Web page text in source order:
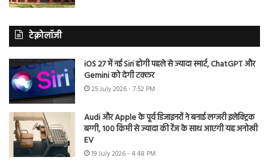
टेक्नोलॉजी
iOS 27 में नई Siri होगी पहले से ज्यादा स्मार्ट, ChatGPT और
Gemini को देगी टक्कर
25 July 2026 - 7:52 PM
Audi और Apple के पूर्व डिजाइनरों ने बनाई लग्जरी इलेक्ट्रिक
बग्गी, 100 किमी से ज्यादा की रेंज के साथ आएगी यह अनोखी
EV
19 July 2026 - 4:48 PM